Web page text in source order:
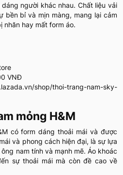
người khác nhau. Chất liệu vải
bền bỉ và mịn màng, mang lại cảm
nhăn hay mất form áo.
VNĐ
shop/thoi-trang-nam-sky-
mỏng H&M
có form dáng thoải mái và được
và phong cách hiện đại, là sự lựa
nam tính và mạnh mẽ. Áo khoác
sự thoải mái mà còn đề cao về